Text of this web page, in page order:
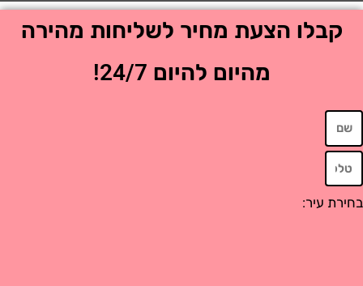
הצעת מחיר לשליחות מהירה
מהיום להיום 24/7!
עיר: